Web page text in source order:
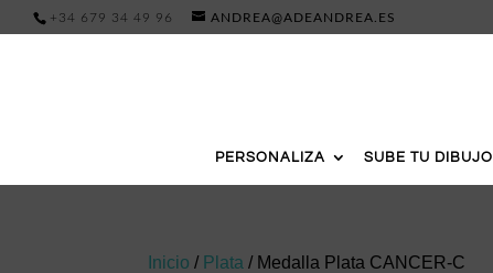
+34 679 34 49 96 ANDREA@ADEANDREA.ES
PERSONALIZA SUBE TU DIBUJO
Inicio / Plata / Medalla Plata CANCER-C